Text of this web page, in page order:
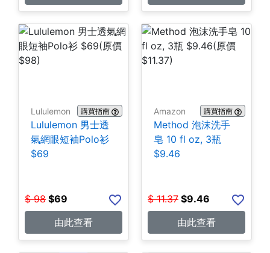
Lululemon 購買指南
Lululemon 男士透
氣網眼短袖Polo衫
$69
$ 98 $69
由此查看
Amazon 購買指南
Method 泡沫洗手
皂 10 fl oz, 3瓶
$9.46
$ 11.37 $9.46
由此查看